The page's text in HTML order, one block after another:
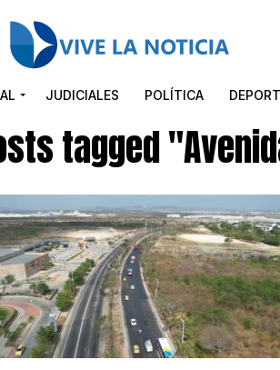
JUDICIALES POLÍTICA
tagged